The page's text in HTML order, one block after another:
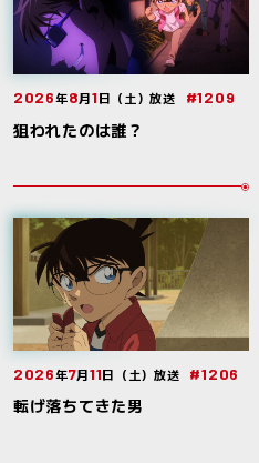
2026年8月1日（土）放送 #1209
狙われたのは誰？
2026年7月11日（土）放送 #1206
転げ落ちてきた男